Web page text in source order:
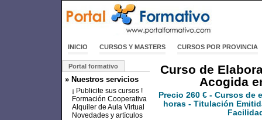
INICIO CURSOS Y MASTERS CURSOS POR PROVINCIA
Portal formativo
» Nuestros servicios
¡ Publicite sus cursos !
Formación Cooperativa
Alquiler de Aula Virtual
Novedades y artículos
Curso de
Acogida
Precio 260 € - Cursos de
horas - Titulación